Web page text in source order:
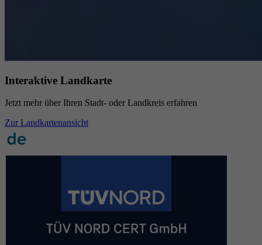
Interaktive Landkarte
Jetzt mehr über Ihren Stadt- oder Landkreis erfahren
Zur Landkartenansicht